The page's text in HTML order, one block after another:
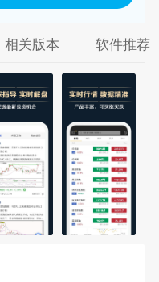
相关版本 软件推荐